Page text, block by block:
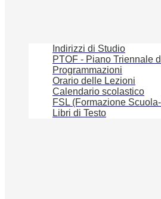
Indirizzi di Studio
PTOF - Piano Triennale
Programmazioni
Orario delle Lezioni
Calendario scolastico
FSL (Formazione
Libri di Testo